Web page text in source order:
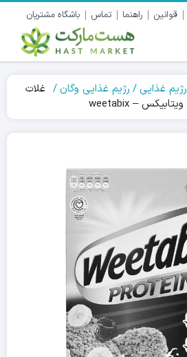
قوانین راهنما تماس باشگاه مشتریان
رژیم غذایی رژیم غذایی وگان
غلات